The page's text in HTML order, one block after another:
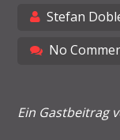
Stefan
No
Ein Gastbeitrag